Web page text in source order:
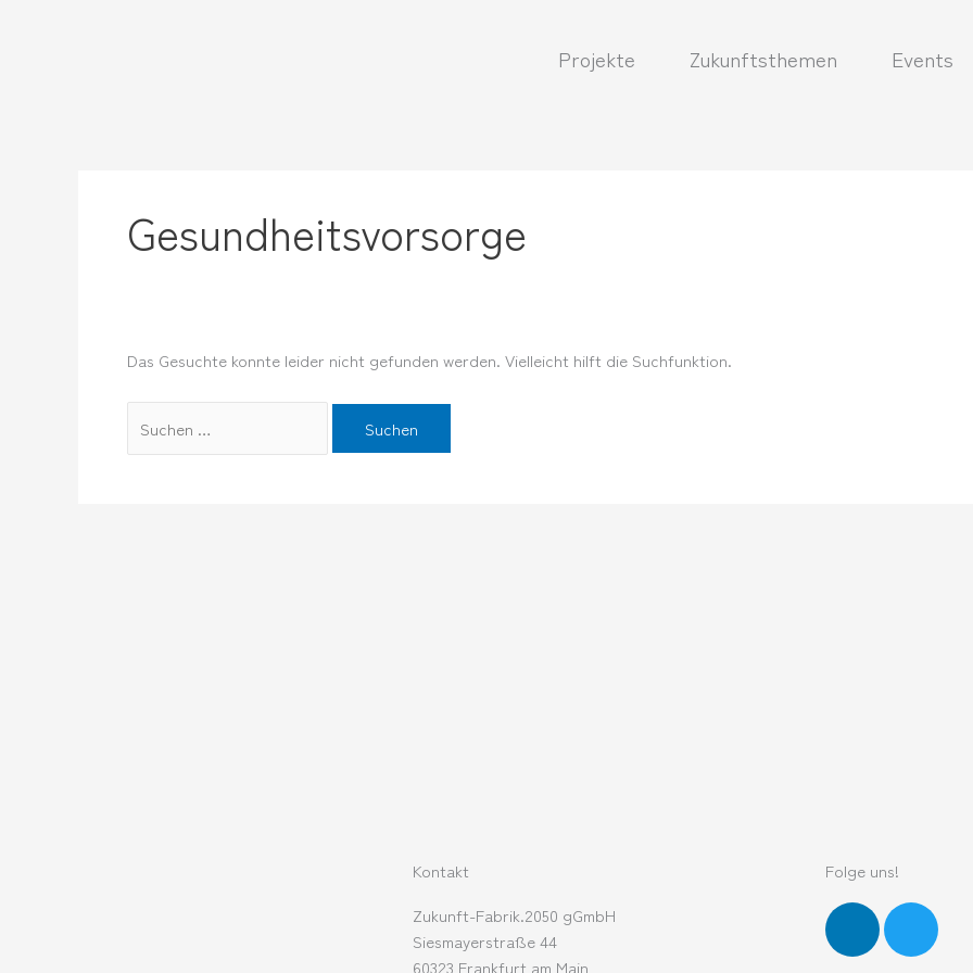
Projekte Zukunftsthemen Events
Gesundheitsvorsorge
Das Gesuchte konnte leider nicht gefunden werden. Vielleicht hilft die Suchfunktion.
Kontakt
Zukunft-Fabrik.2050 gGmbH
Siesmayerstraße 44
60323 Frankfurt am Main
Folge uns!
L T
w